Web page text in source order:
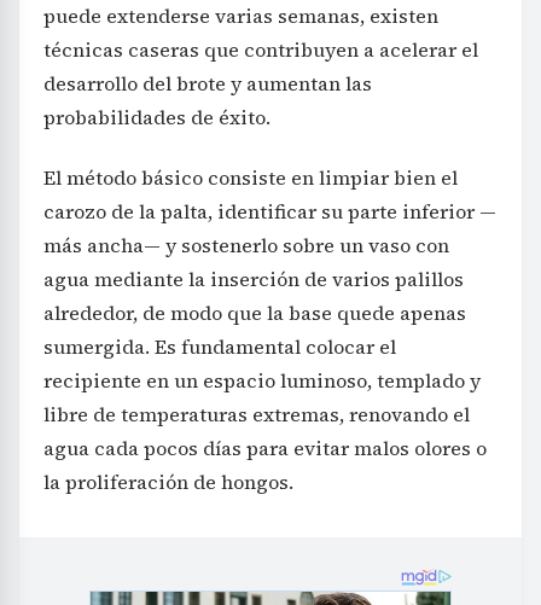
puede extenderse varias semanas, existen
técnicas caseras que contribuyen a acelerar el
desarrollo del brote y aumentan las
probabilidades de éxito.
El método básico consiste en limpiar bien el
carozo de la palta, identificar su parte inferior —
más ancha— y sostenerlo sobre un vaso con
agua mediante la inserción de varios palillos
alrededor, de modo que la base quede apenas
sumergida. Es fundamental colocar el
recipiente en un espacio luminoso, templado y
libre de temperaturas extremas, renovando el
agua cada pocos días para evitar malos olores o
la proliferación de hongos.